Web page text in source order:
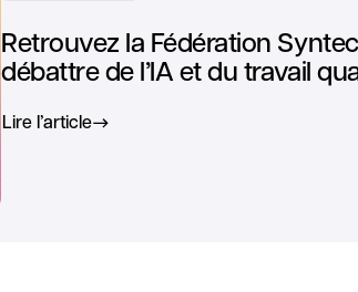
Retrouvez la Fédération
débattre de l’IA et du travail
Lire l’article